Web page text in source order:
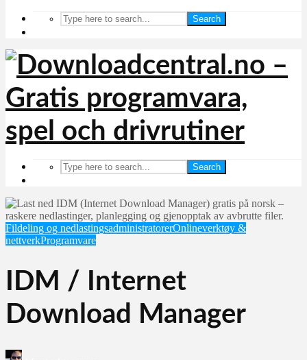
Search
Search
Fildeling og nedlastingsadministratorerOnlineverktøy &
nettverkProgramvare
IDM / Internet
Download Manager